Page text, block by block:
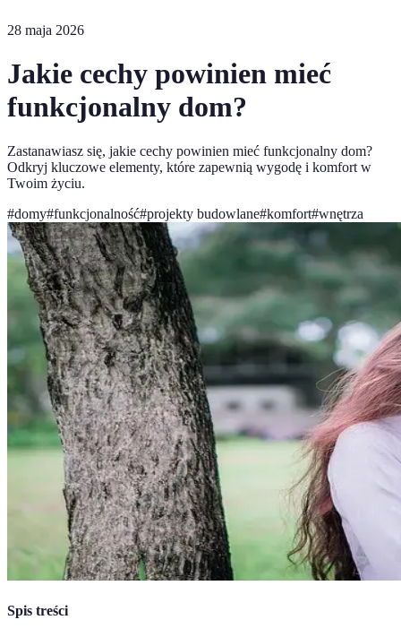
28 maja 2026
Jakie cechy powinien mieć
funkcjonalny dom?
Zastanawiasz się, jakie cechy powinien mieć funkcjonalny dom?
Odkryj kluczowe elementy, które zapewnią wygodę i komfort w
Twoim życiu.
#domy#funkcjonalność#projekty budowlane#komfort#wnętrza
Spis treści